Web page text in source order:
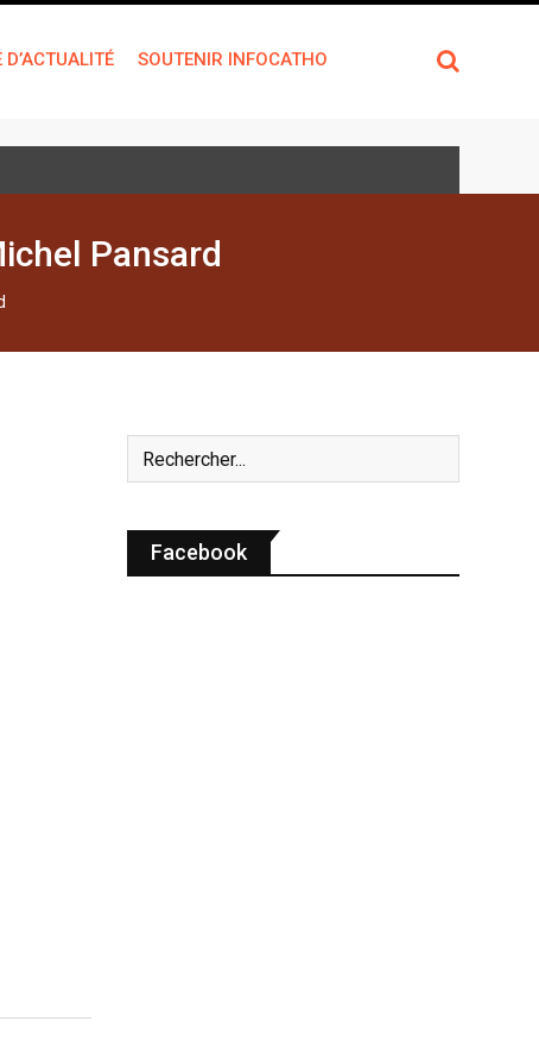
D’ACTUALITÉ SOUTENIR INFOCATHO
Pansard
Facebook